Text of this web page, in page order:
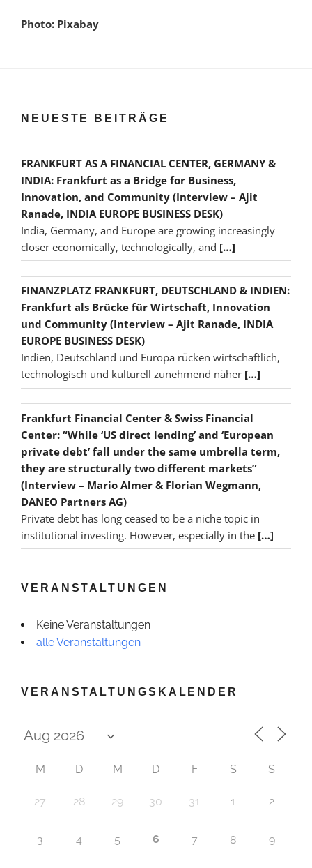
Photo: Pixabay
NEUESTE BEITRÄGE
FRANKFURT AS A FINANCIAL CENTER, GERMANY &
INDIA: Frankfurt as a Bridge for Business,
Innovation, and Community (Interview – Ajit
Ranade, INDIA EUROPE BUSINESS DESK)
India, Germany, and Europe are growing increasingly
closer economically, technologically, and […]
FINANZPLATZ FRANKFURT, DEUTSCHLAND & INDIEN:
Frankfurt als Brücke für Wirtschaft, Innovation
und Community (Interview – Ajit Ranade, INDIA
EUROPE BUSINESS DESK)
Indien, Deutschland und Europa rücken wirtschaftlich,
technologisch und kulturell zunehmend näher […]
Frankfurt Financial Center & Swiss Financial
Center: “While ‘US direct lending’ and ‘European
private debt’ fall under the same umbrella term,
they are structurally two different markets”
(Interview – Mario Almer & Florian Wegmann,
DANEO Partners AG)
Private debt has long ceased to be a niche topic in
institutional investing. However, especially in the […]
VERANSTALTUNGEN
Keine Veranstaltungen
alle Veranstaltungen
VERANSTALTUNGSKALENDER
M D M D F S S
27 28 29 30 31 1 2
3 4 5 6 7 8 9